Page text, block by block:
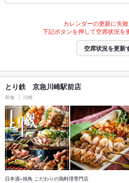
カレンダーの更新に失敗
下記ボタンを押して空席状況を
空席状況を更新
とり鉄 京急川崎駅前店
和食 川崎
日本酒×焼鳥 こだわりの鶏料理専門店